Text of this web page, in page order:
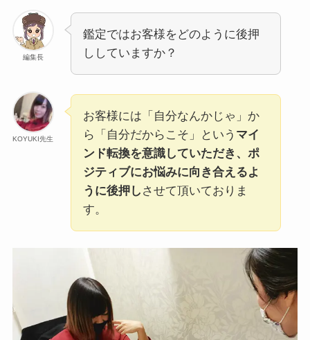
編集長
鑑定ではお客様をどのように後押
ししていますか？
KOYUKI先生
お客様には「自分なんかじゃ」か
ら「自分だからこそ」という マイ
ンド転換を意識していただき、ポ
ジティブにお悩みに向き合えるよ
うに後押し させて頂いておりま
す。